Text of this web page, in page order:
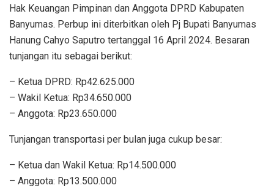
Hak Keuangan Pimpinan dan Anggota DPRD Kabupaten
Banyumas. Perbup ini diterbitkan oleh Pj Bupati Banyumas
Hanung Cahyo Saputro tertanggal 16 April 2024. Besaran
tunjangan itu sebagai berikut:
– Ketua DPRD: Rp42.625.000
– Wakil Ketua: Rp34.650.000
– Anggota: Rp23.650.000
Tunjangan transportasi per bulan juga cukup besar:
– Ketua dan Wakil Ketua: Rp14.500.000
– Anggota: Rp13.500.000